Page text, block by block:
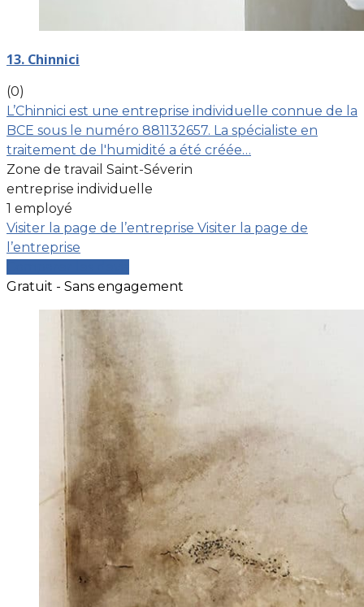
13. Chinnici
(0)
L’Chinnici est une entreprise individuelle connue de la
BCE sous le numéro 881132657. La spécialiste en
traitement de l'humidité a été créée…
Zone de travail Saint-Séverin
entreprise individuelle
1 employé
Visiter la page de l’entreprise Visiter la page de
l’entreprise
Gratuit - Sans engagement